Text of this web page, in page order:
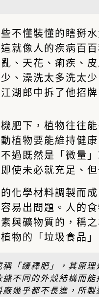
不懂裝懂的瞎掰
就像人的疾病百
、天花、痢疾、
、澡洗太多洗太
湖郎中拆了他招牌
肥下，植物往往
植物要能維持健
過既然是「微量
使未必就充足、
化學材料調製而
易出問題。人的
與礦物質的，稱
物的「垃圾食品」
稱「緩釋肥」，其原
不同的外殼結構而
幾乎都不長進，所